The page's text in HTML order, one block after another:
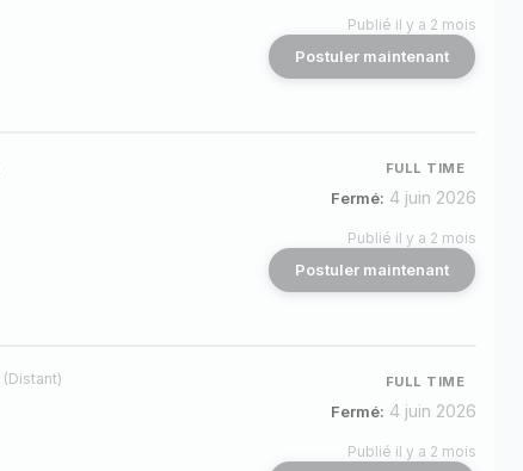
Publié il y a 2 mois
Postuler maintenant
FULL TIME
Fermé: 4 juin 2026
Publié il y a 2 mois
Postuler maintenant
(Distant) FULL TIME
Fermé: 4 juin 2026
Publié il y a 2 mois